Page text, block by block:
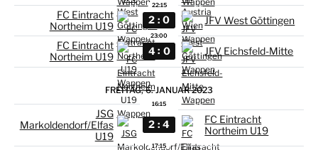
22:15
FC Eintracht
Northeim U19
2 : 0 JFV West Göttingen
23:00
FC Eintracht
Northeim U19
4 : 0 JFV Eichsfeld-Mitte
FREITAG, 6. JANUAR 2023
16:15
JSG
Markoldendorf/Elfas
U19
2 : 4
FC Eintracht
Northeim U19
17:15